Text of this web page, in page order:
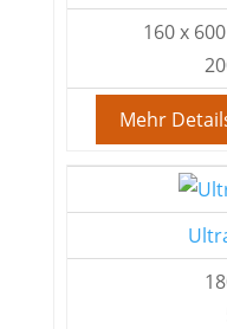
160 x
Mehr